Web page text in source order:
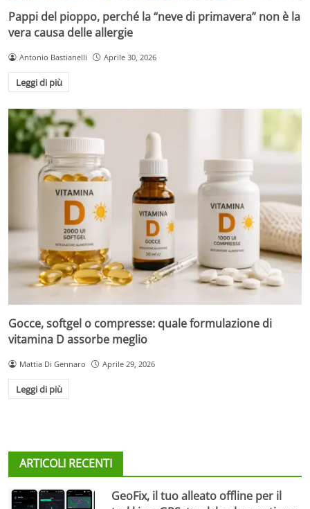
Pappi del pioppo, perché la “neve di primavera” non è la
vera causa delle allergie
Antonio Bastianelli Aprile 30, 2026
Leggi di più
Gocce, softgel o compresse: quale formulazione di
vitamina D assorbe meglio
Mattia Di Gennaro Aprile 29, 2026
Leggi di più
ARTICOLI RECENTI
GeoFix, il tuo alleato offline per il